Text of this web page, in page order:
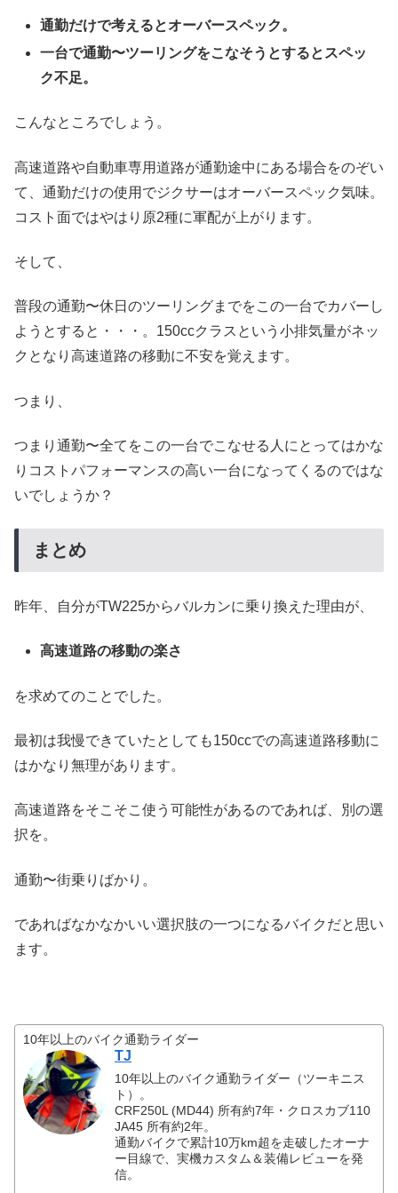
通勤だけで考えるとオーバースペック。
一台で通勤〜ツーリングをこなそうとするとスペッ
ク不足。
こんなところでしょう。
高速道路や自動車専用道路が通勤途中にある場合をのぞい
て、通勤だけの使用でジクサーはオーバースペック気味。
コスト面ではやはり原2種に軍配が上がります。
そして、
普段の通勤〜休日のツーリングまでをこの一台でカバーし
ようとすると・・・。150ccクラスという小排気量がネッ
クとなり高速道路の移動に不安を覚えます。
つまり、
つまり通勤〜全てをこの一台でこなせる人にとってはかな
りコストパフォーマンスの高い一台になってくるのではな
いでしょうか？
まとめ
昨年、自分がTW225からバルカンに乗り換えた理由が、
高速道路の移動の楽さ
を求めてのことでした。
最初は我慢できていたとしても150ccでの高速道路移動に
はかなり無理があります。
高速道路をそこそこ使う可能性があるのであれば、別の選
択を。
通勤〜街乗りばかり。
であればなかなかいい選択肢の一つになるバイクだと思い
ます。
10年以上のバイク通勤ライダー
TJ
10年以上のバイク通勤ライダー（ツーキニス
ト）。
CRF250L (MD44) 所有約7年・クロスカブ110
JA45 所有約2年。
通勤バイクで累計10万km超を走破したオーナ
ー目線で、実機カスタム＆装備レビューを発
信。